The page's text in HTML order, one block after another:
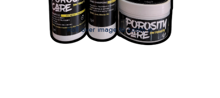
Roll over image to zoom in